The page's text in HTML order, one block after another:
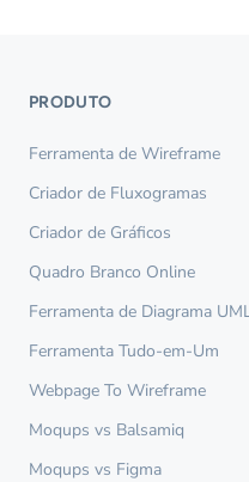
PRODUTO
Ferramenta de Wireframe
Criador de Fluxogramas
Criador de Gráficos
Quadro Branco Online
Ferramenta de Diagrama
Ferramenta Tudo-em-Um
Webpage To Wireframe
Moqups vs Balsamiq
Moqups vs Figma